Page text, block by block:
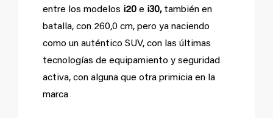
entre los modelos i20 e i30,también en
batalla, con 260,0 cm, pero ya naciendo
como un auténtico SUV, con las últimas
tecnologías de equipamiento y seguridad
activa, con alguna que otra primicia en la
marca